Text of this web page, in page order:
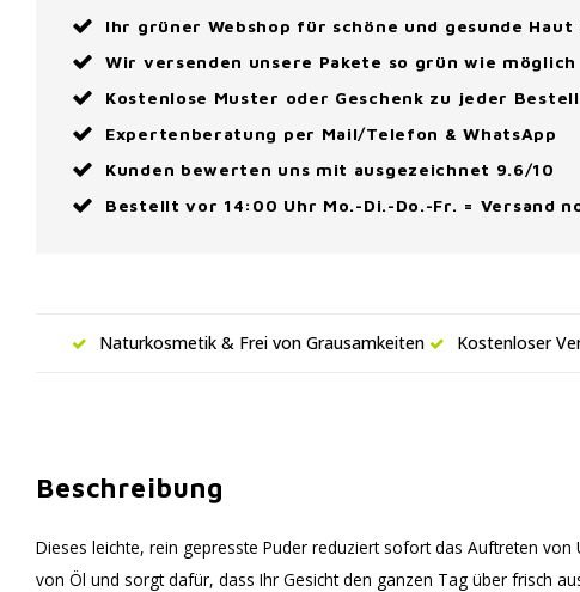
Ihr grüner Webshop für schöne und gesunde
Wir versenden unsere Pakete so grün wie möglich
Kostenlose Muster oder Geschenk zu jeder
Expertenberatung per Mail/Telefon & WhatsApp
Kunden bewerten uns mit ausgezeichnet 9.6/10
Bestellt vor 14:00 Uhr Mo.-Di.-Do.-Fr. = Versand
Naturkosmetik & Frei von Grausamkeiten Kostenloser
Beschreibung
Dieses leichte, rein gepresste Puder reduziert sofort das Auftreten
von Öl und sorgt dafür, dass Ihr Gesicht den ganzen Tag über frisch